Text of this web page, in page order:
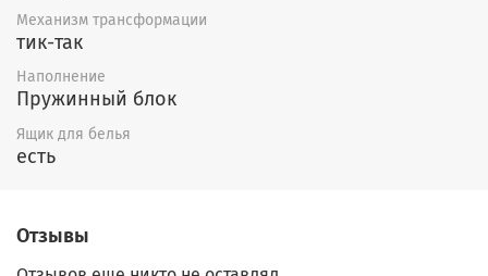
Механизм трансформации
тик-так
Наполнение
Пружинный блок
Ящик для белья
есть
Отзывы